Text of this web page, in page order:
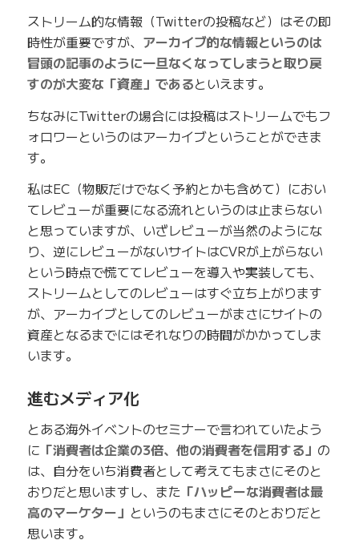
ストリーム的な情報（Twitterの投稿など）はその即
時性が重要ですが、 アーカイブ的な情報というのは
冒頭の記事のように一旦なくなってしまうと取り戻
すのが大変な「資産」であるといえます。
ちなみにTwitterの場合には投稿はストリームでもフ
ォロワーというのはアーカイブということができま
す。
私はEC（物販だけでなく予約とかも含めて）におい
てレビューが重要になる流れというのは止まらない
と思っていますが、いざレビューが当然のようにな
り、逆にレビューがないサイトはCVRが上がらない
という時点で慌ててレビューを導入や実装しても、
ストリームとしてのレビューはすぐ立ち上がります
が、アーカイブとしてのレビューがまさにサイトの
資産となるまでにはそれなりの時間がかかってしま
います。
進むメディア化
とある海外イベントのセミナーで言われていたよう
に 「消費者は企業の3倍、他の消費者を信用する」 の
は、自分をいち消費者として考えてもまさにそのと
おりだと思いますし、また 「ハッピーな消費者は最
高のマーケター」 というのもまさにそのとおりだと
思います。